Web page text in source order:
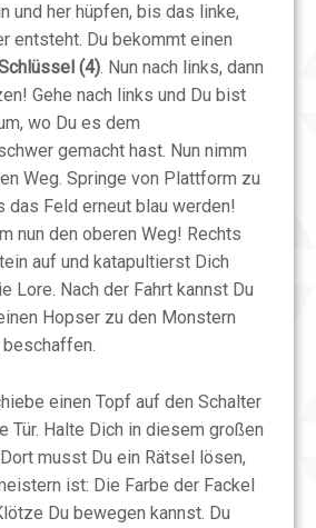
und her hüpfen, bis das linke,
entsteht. Du bekommt einen
(4). Nun nach links, dann
Gehe nach links und Du bist
wo Du es dem
gemacht hast. Nun nimm
Weg. Springe von Plattform zu
das Feld erneut blau werden!
nun den oberen Weg! Rechts
auf und katapultierst Dich
Lore. Nach der Fahrt kannst Du
Hopser zu den Monstern
beschaffen.
einen Topf auf den Schalter
Tür. Halte Dich in diesem großen
musst Du ein Rätsel lösen,
ist: Die Farbe der Fackel
Du bewegen kannst. Du